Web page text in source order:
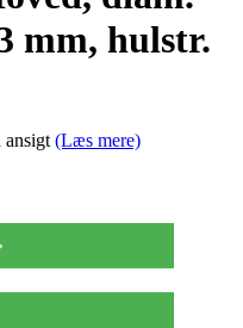
mm, hulstr.
ansigt (Læs mere)